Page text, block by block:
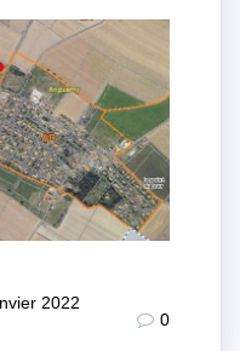
2022
0